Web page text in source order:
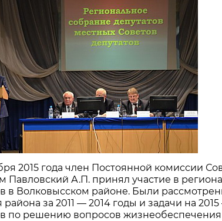
2015 года член Постоянной комиссии
Павловский А.П. принял участие в
в Волковысском районе. Были
района за 2011 — 2014 годы и задачи на
по решению вопросов